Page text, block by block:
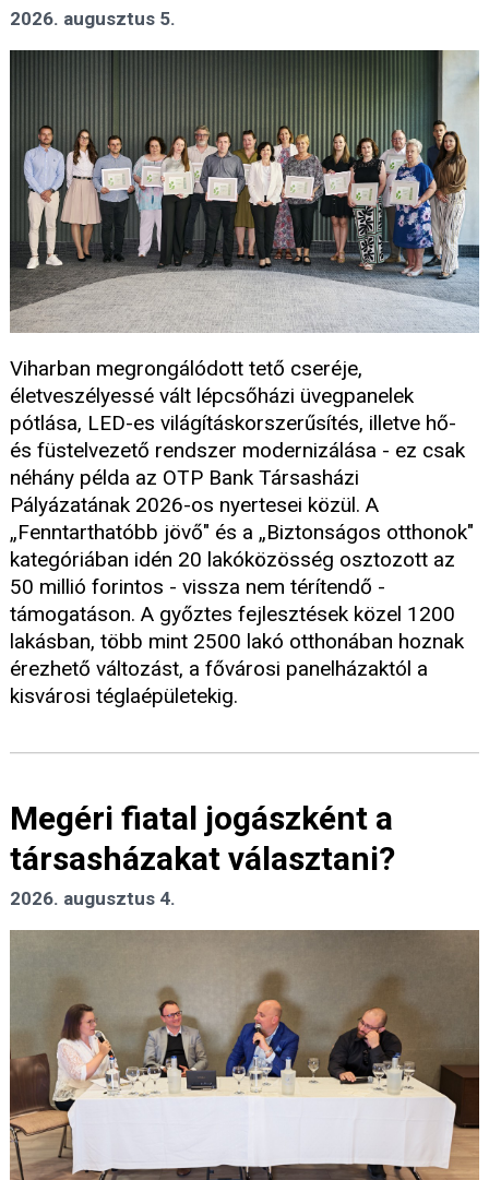
2026. augusztus 5.
Viharban megrongálódott tető cseréje,
életveszélyessé vált lépcsőházi üvegpanelek
pótlása, LED-es világításkorszerűsítés, illetve hő-
és füstelvezető rendszer modernizálása - ez csak
néhány példa az OTP Bank Társasházi
Pályázatának 2026-os nyertesei közül. A
„Fenntarthatóbb jövő" és a „Biztonságos otthonok"
kategóriában idén 20 lakóközösség osztozott az
50 millió forintos - vissza nem térítendő -
támogatáson. A győztes fejlesztések közel 1200
lakásban, több mint 2500 lakó otthonában hoznak
érezhető változást, a fővárosi panelházaktól a
kisvárosi téglaépületekig.
Megéri fiatal jogászként a
társasházakat választani?
2026. augusztus 4.